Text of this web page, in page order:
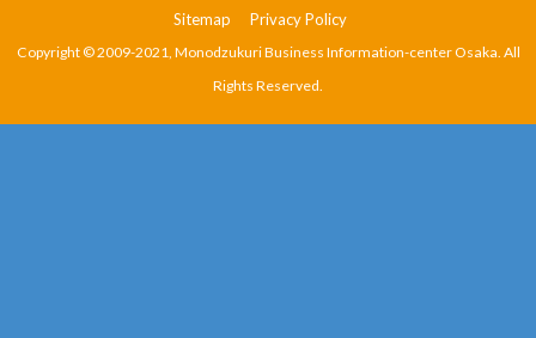
Sitemap Privacy Policy
Copyright © 2009-2021, Monodzukuri Business Information-center Osaka. All
Rights Reserved.